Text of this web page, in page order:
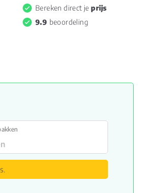
Bereken direct jeprijs
9.9 beoordeling